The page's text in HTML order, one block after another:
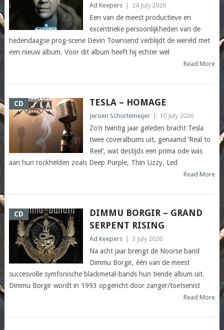
Ad Keepers 24 July 2026
Een van de meest productieve en
excentrieke persoonlijkheden van de
hedendaagse prog-scene Devin Townsend verblijdt de wereld met
een nieuw album. Voor dit album heeft hij echter wel
Read More
CD TESLA – HOMAGE
Jeroen Schortemeijer 10 July 2026
Zo’n twintig jaar geleden bracht Tesla
twee coveralbums uit, genaamd ‘Real to
Reel’, wat destijds een prima ode was
aan hun rockhelden zoals Deep Purple, Thin Lizzy, Led
Read More
CD
DIMMU BORGIR – GRAND
SERPENT RISING
Ad Keepers 3 July 2026
Na acht jaar brengt de Noorse band
Dimmu Borgir, één van de meest
succesvolle symfonische blackmetal-bands hun tiende album uit.
Dimmu Borgir wordt in 1993 opgericht door zanger/toetsenist
Read More